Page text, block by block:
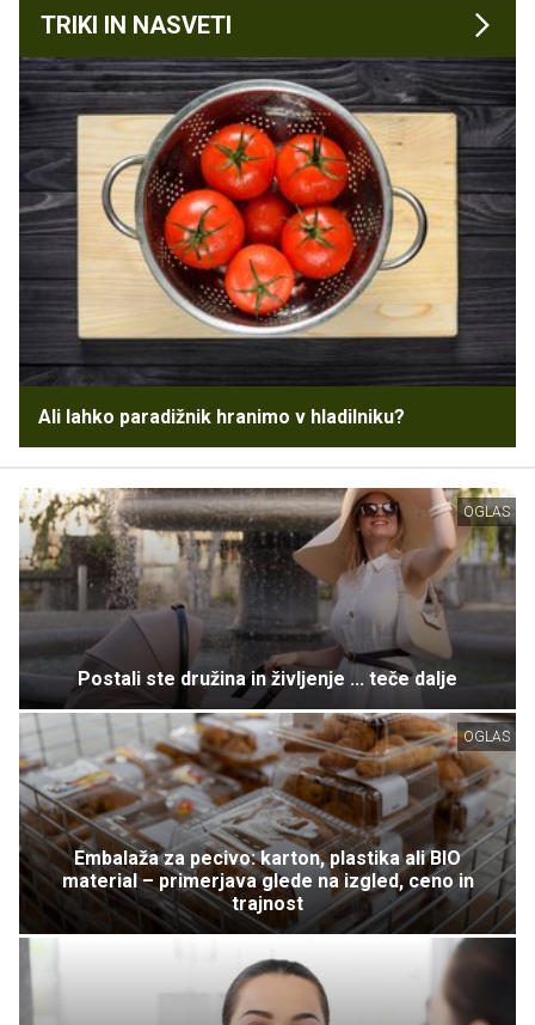
TRIKI IN NASVETI
Ali lahko paradižnik hranimo v hladilniku?
OGLAS
Postali ste družina in življenje ... teče dalje
OGLAS
Embalaža za pecivo: karton, plastika ali BIO
material – primerjava glede na izgled, ceno in
trajnost